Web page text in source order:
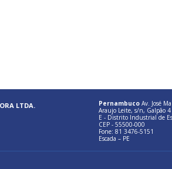
LTDA. Pernambuco Av. José
Araujo Leite, s/n, Galpão 4
E - Distrito Industrial de
CEP - 55500-000
Fone: 81 3476-5151
Escada – PE